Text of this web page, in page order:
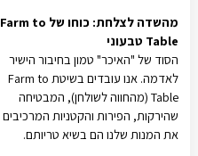
מהשדה לצלחת: כוחו של Farm to
Table טבעוני
הסוד של "האיכר" טמון בחיבור הישיר
לאדמה. אנו עובדים בשיטת Farm to
Table (מהחווה לשולחן), המבטיחה
שהירקות, הפירות והקטניות המרכיבים
את המנות שלנו הם בשיא טריותם.